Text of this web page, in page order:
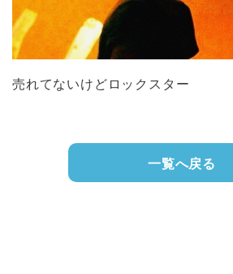
売れてないけどロックスター
一覧へ戻る